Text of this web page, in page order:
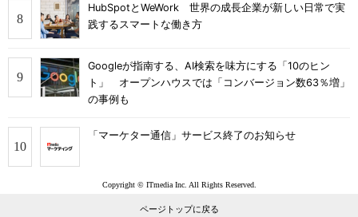
HubSpotとWeWork 世界の成長企業が新しい日常で実
践するスマートな働き方
Googleが指南する、AI検索を味方にする「10のヒン
ト」 オープンハウスでは「コンバージョン数63％増」
の事例も
「マーケター通信」サービス終了のお知らせ
Copyright © ITmedia Inc. All Rights Reserved.
ページトップに戻る